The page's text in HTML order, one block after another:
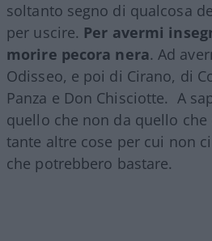
soltanto segno di qualcosa
per uscire. Per avermi
morire pecora nera. Ad
Odisseo, e poi di Cirano, di
Panza e Don Chisciotte. A
quello che non da quello che
tante altre cose per cui non
che potrebbero bastare.